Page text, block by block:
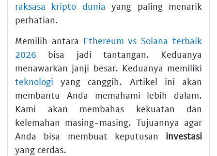
raksasa kripto dunia yang paling menarik
perhatian.
Memilih antara Ethereum vs Solana terbaik
2026 bisa jadi tantangan. Keduanya
menawarkan janji besar. Keduanya memiliki
teknologi yang canggih. Artikel ini akan
membantu Anda memahami lebih dalam.
Kami akan membahas kekuatan dan
kelemahan masing-masing. Tujuannya agar
Anda bisa membuat keputusan investasi
yang cerdas.